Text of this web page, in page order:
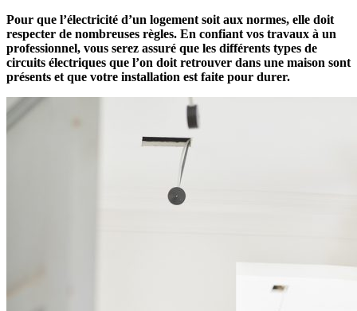
Pour que l’électricité d’un logement soit aux normes, elle doit
respecter de nombreuses règles. En confiant vos travaux à un
professionnel, vous serez assuré que les différents types de
circuits électriques que l’on doit retrouver dans une maison sont
présents et que votre installation est faite pour durer.